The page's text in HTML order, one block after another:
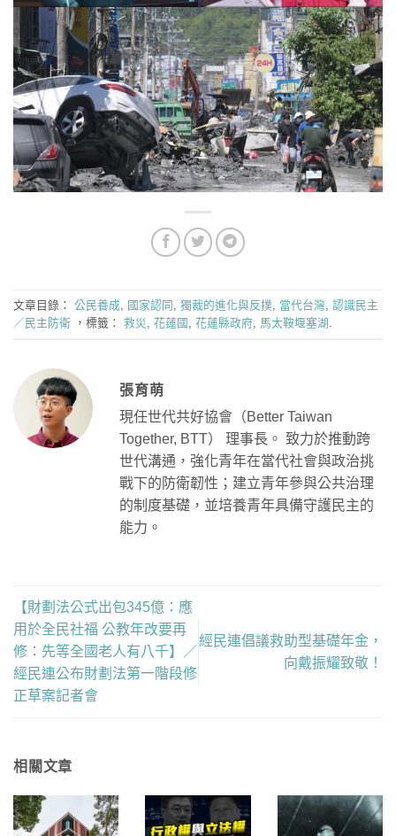
文章目錄： 公民養成 國家認同 獨裁的進化與反撲 當代台灣 認識民主
／民主防衛 ，標籤： 救災 花蓮國 花蓮縣政府 馬太鞍堰塞湖
張育萌
現任世代共好協會（Better Taiwan
Together, BTT） 理事長。 致力於推動跨
世代溝通，強化青年在當代社會與政治挑
戰下的防衛韌性；建立青年參與公共治理
的制度基礎，並培養青年具備守護民主的
能力。
【財劃法公式出包345億：應
用於全民社福 公教年改要再
修：先等全國老人有八千】／
經民連公布財劃法第一階段修
正草案記者會
經民連倡議救助型基礎年金，
向戴振耀致敬！
相關文章